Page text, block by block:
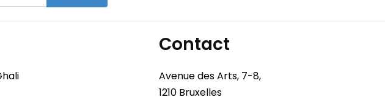
Contact
Avenue des Arts, 7-8,
1210 Bruxelles